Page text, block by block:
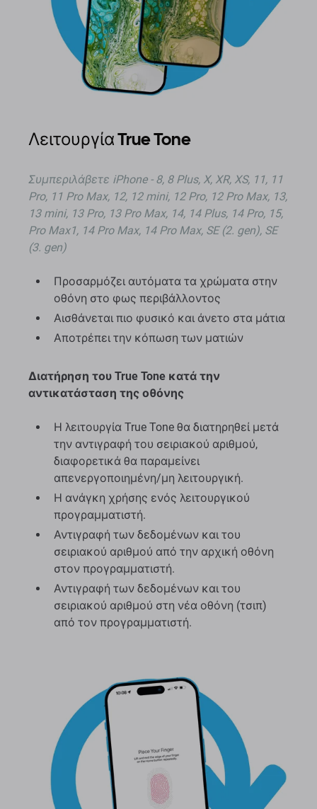
Λειτουργία True Tone
Συμπεριλάβετε iPhone - 8, 8 Plus, X, XR, XS, 11, 11
Pro, 11 Pro Max, 12, 12 mini, 12 Pro, 12 Pro Max, 13,
13 mini, 13 Pro, 13 Pro Max, 14, 14 Plus, 14 Pro, 15,
Pro Max1, 14 Pro Max, 14 Pro Max, SE (2. gen), SE
(3. gen)
Προσαρμόζει αυτόματα τα χρώματα στην
οθόνη στο φως περιβάλλοντος
Αισθάνεται πιο φυσικό και άνετο στα μάτια
Αποτρέπει την κόπωση των ματιών
Διατήρηση του True Tone κατά την
αντικατάσταση της οθόνης
Η λειτουργία True Tone θα διατηρηθεί μετά
την αντιγραφή του σειριακού αριθμού,
διαφορετικά θα παραμείνει
απενεργοποιημένη/μη λειτουργική.
Η ανάγκη χρήσης ενός λειτουργικού
προγραμματιστή.
Αντιγραφή των δεδομένων και του
σειριακού αριθμού από την αρχική οθόνη
στον προγραμματιστή.
Αντιγραφή των δεδομένων και του
σειριακού αριθμού στη νέα οθόνη (τσιπ)
από τον προγραμματιστή.